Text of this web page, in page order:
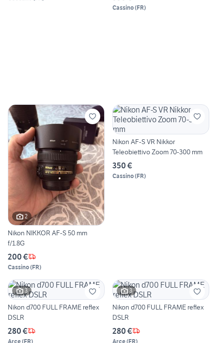
Cassino(FR)
2
Nikon NIKKOR AF-S 50 mm
f/1.8G
200 €
Cassino(FR)
Nikon AF-S VR Nikkor
Teleobiettivo Zoom 70-300 mm
350 €
Cassino(FR)
3
Nikon d700 FULL FRAME reflex
DSLR
280 €
Arce(FR)
3
Nikon d700 FULL FRAME reflex
DSLR
280 €
Arce(FR)